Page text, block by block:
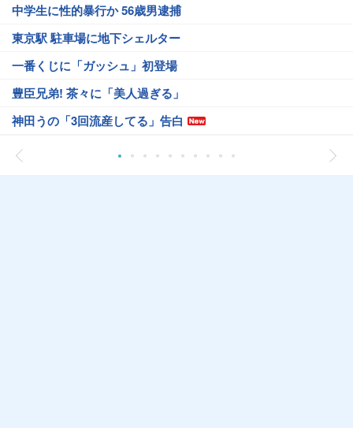
中学生に性的暴行か 56歳男逮捕
東京駅 駐車場に地下シェルター
一番くじに「ガッシュ」初登場
豊臣兄弟! 茶々に「美人過ぎる」
神田うの「3回流産してる」告白